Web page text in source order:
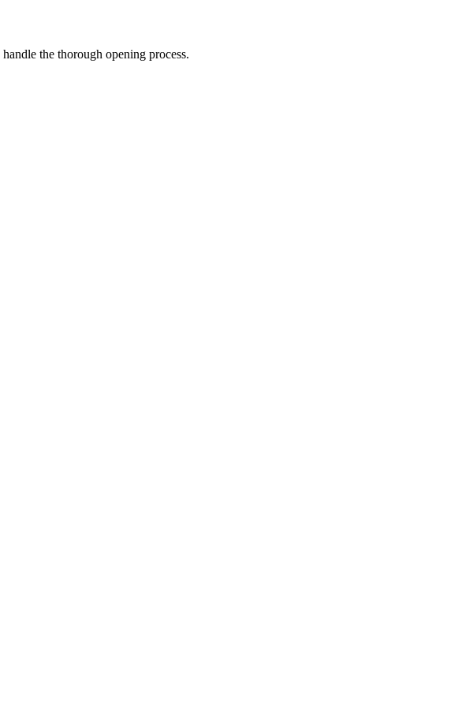
the thorough opening process.